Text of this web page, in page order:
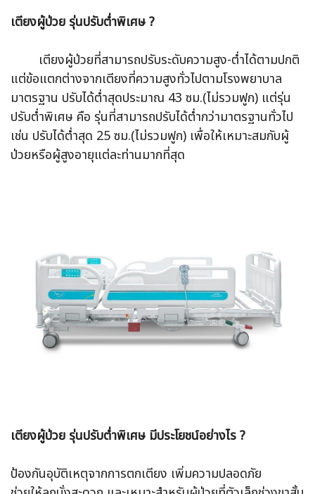
เตียงผู้ป่วย รุ่นปรับต่ำพิเศษ ?
เตียงผู้ป่วยที่สามารถปรับระดับความสูง-ต่ำได้ตามปกติ
แต่ข้อแตกต่างจากเตียงที่ความสูงทั่วไปตามโรงพยาบาล
มาตรฐาน ปรับได้ต่ำสุดประมาณ 43 ซม.(ไม่รวมฟูก) แต่รุ่น
ปรับต่ำพิเศษ คือ รุ่นที่สามารถปรับได้ต่ำกว่ามาตรฐานทั่วไป
เช่น ปรับได้ต่ำสุด 25 ซม.(ไม่รวมฟูก) เพื่อให้เหมาะสมกับผู้
ป่วยหรือผู้สูงอายุแต่ละท่านมากที่สุด
เตียงผู้ป่วย รุ่นปรับต่ำพิเศษ มีประโยชน์อย่างไร ?
ป้องกันอุบัติเหตุจากการตกเตียง เพิ่มความปลอดภัย